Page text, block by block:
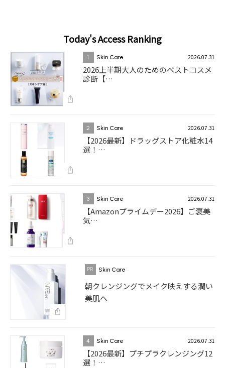
Today's Access Ranking
1 Skin Care 2026.07.31
2026上半期大人のためのベストコスメ
診断【…
2 Skin Care 2026.07.31
【2026最新】ドラッグストア化粧水14
選！…
3 Skin Care 2026.07.31
【Amazonプライムデー2026】ご褒美
気…
Skin Care
朝クレンジングでメイク映えする潤い
美肌へ
4 Skin Care 2026.07.31
【2026最新】プチプラクレンジング12
選！…